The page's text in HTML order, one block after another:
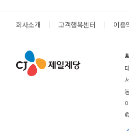
회사소개 고객행복센터 이용